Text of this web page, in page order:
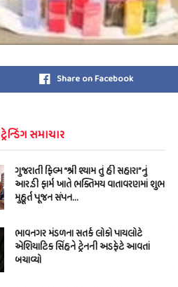
Share on Facebook
ટ્રેન્ડિંગ સમાચાર
ગુજરાતી ફિલ્મ “શ્રી શ્યામ તું હી સહારા”નું
આર.ડી ફાર્મ ખાતે ભક્તિમય વાતાવરણમાં શુભ
મુહૂર્ત પૂજન સંપન…
ભાવનગર મંડળના સતર્ક લોકો પાયલોટે
એશિયાટિક સિંહને ટ્રેનની અડફેટે આવતાં
બચાવ્યો